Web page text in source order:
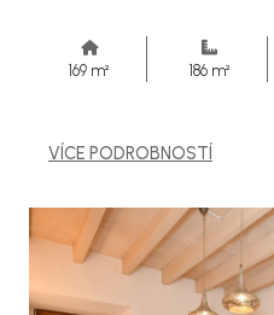
169 m² 186 m²
VÍCE PODROBNOSTÍ